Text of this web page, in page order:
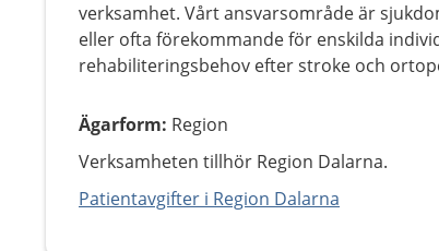
verksamhet. Vårt ansvarsområde är
eller ofta förekommande för enskilda
rehabiliteringsbehov efter stroke och
Ägarform: Region
Verksamheten tillhör Region Dalarna.
Patientavgifter i Region Dalarna